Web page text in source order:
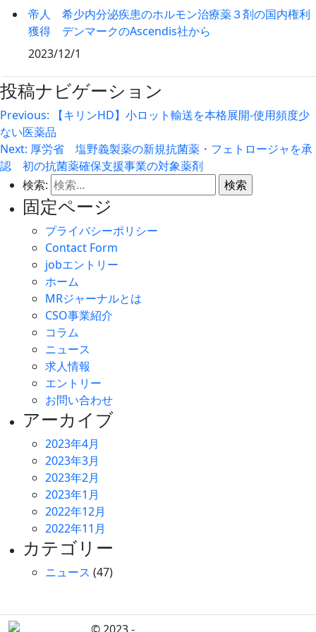
帝人 希少内分泌疾患のホルモン治療薬３剤の国内権利
獲得 デンマークのAscendis社から
2023/12/1
投稿ナビゲーション
Previous:
【キリンHD】小ロット輸送を本格展開‐使用頻度少
ない医薬品
Next: 厚労省 塩野義製薬の新規抗菌薬・フェトロージャを承
認 初の抗菌薬確保支援事業の対象薬剤
検索:
固定ページ
プライバシーポリシー
Contact Form
jobエントリー
ホーム
MRジャーナルとは
CSO事業紹介
コラム
ニュース
求人情報
エントリー
お問い合わせ
アーカイブ
2023年4月
2023年3月
2023年2月
2023年1月
2022年12月
2022年11月
カテゴリー
ニュース (47)